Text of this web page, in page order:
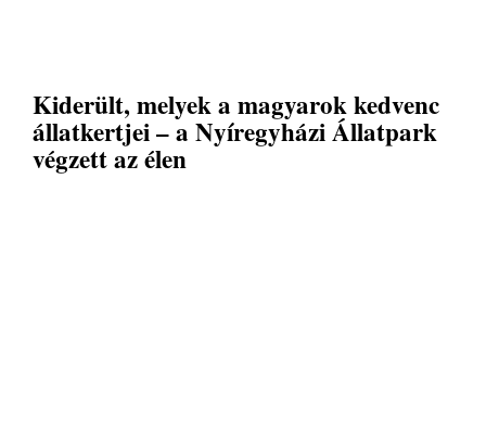
Kiderült, melyek a magyarok kedvenc
állatkertjei – a Nyíregyházi Állatpark
végzett az élen